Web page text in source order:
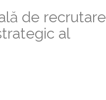
de recrutare
al